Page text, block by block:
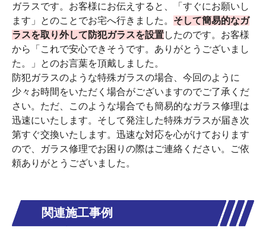
ガラスです。お客様にお伝えすると、「すぐにお願いし
ます」とのことでお宅へ行きました。 そして簡易的なガ
ラスを取り外して防犯ガラスを設置したのです。お客様
から「これで安心できそうです。ありがとうございまし
た。」とのお言葉を頂戴しました。
防犯ガラスのような特殊ガラスの場合、今回のように
少々お時間をいただく場合がございますのでご了承くだ
さい。ただ、このような場合でも簡易的なガラス修理は
迅速にいたします。そして発注した特殊ガラスが届き次
第すぐ交換いたします。迅速な対応を心がけております
ので、ガラス修理でお困りの際はご連絡ください。ご依
頼ありがとうございました。
関連施工事例